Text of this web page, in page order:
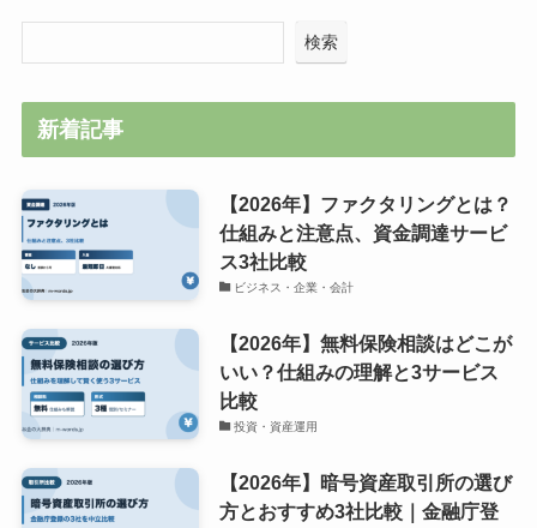
検索
新着記事
【2026年】ファクタリングとは？
仕組みと注意点、資金調達サービ
ス3社比較
ビジネス・企業・会計
【2026年】無料保険相談はどこが
いい？仕組みの理解と3サービス
比較
投資・資産運用
【2026年】暗号資産取引所の選び
方とおすすめ3社比較｜金融庁登